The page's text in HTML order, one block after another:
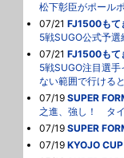
松下彰臣がポール
07/21 FJ1500もて
5戦SUGO公式予選
07/21 FJ1500もて
5戦SUGO注目選
ない範囲で行ける
07/19 SUPER
之進、強し！ タ
07/19 SUPER
07/19 KYOJO CUP